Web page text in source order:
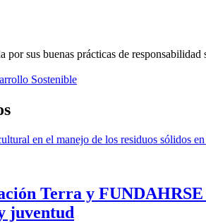
sus buenas prácticas de responsabilidad
Sostenible
en el manejo de los residuos sólidos
Terra y
juventud